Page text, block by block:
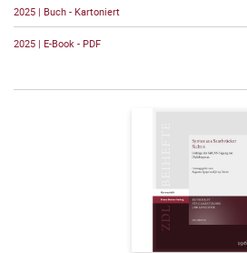
2025 | Buch - Kartoniert
2025 | E-Book - PDF